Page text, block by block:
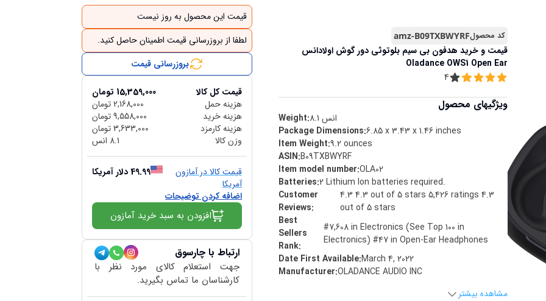
کد محصولamz-B09TXBWYRF
قیمت و خرید هدفون بی‌ سیم بلوتوثی دور گوش اولادانس
Oladance OWS1 Open Ear
4
ویژگیهای محصول
Weight:8.1 انس
Package Dimensions:6.85 x 3.43 x 1.46 inches
Item Weight:9.2 ounces
ASIN:B09TXBWYRF
Item model number:‎OLA02
Batteries:2 Lithium Ion batteries required.
Customer
Reviews:
4.3 4.3 out of 5 stars 5,426 ratings 4.3
out of 5 stars
Best
Sellers
Rank:
#7,608 in Electronics (See Top 100 in
Electronics) #47 in Open-Ear Headphones
Date First Available:March 4, 2022
Manufacturer:OLADANCE AUDIO INC
مشاهده بیشتر
قیمت این محصول به روز نیست
لطفا از بروزرسانی قیمت اطمینان حاصل کنید.
بروزرسانی قیمت
قیمت کل کالا 15,359,000 تومان
هزینه حمل
2,168,000 تومان
هزینه خرید
9,558,000 تومان
هزینه کارمزد
3,633,000 تومان
وزن کالا
8.1 انس
قیمت کالا در آمازون
آمریکا
49.99 دلار آمریکا
اضافه کردن توضیحات
افزودن به سبد خرید آمازون
ارتباط با چارسوق
جهت استعلام کالای مورد نظر با
کارشناسان ما تماس بگیرید.